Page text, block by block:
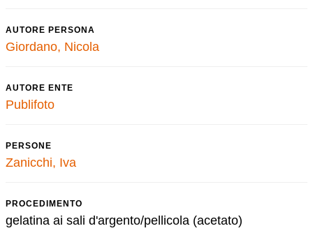
AUTORE PERSONA
Giordano, Nicola
AUTORE ENTE
Publifoto
PERSONE
Zanicchi, Iva
PROCEDIMENTO
gelatina ai sali d'argento/pellicola (acetato)